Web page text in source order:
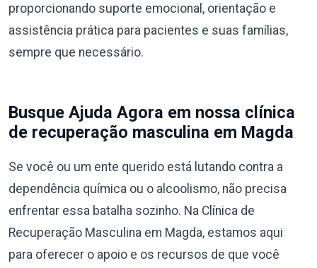
proporcionando suporte emocional, orientação e
assistência prática para pacientes e suas famílias,
sempre que necessário.
Busque Ajuda Agora em nossa clínica
de recuperação masculina em Magda
Se você ou um ente querido está lutando contra a
dependência química ou o alcoolismo, não precisa
enfrentar essa batalha sozinho. Na Clínica de
Recuperação Masculina em Magda, estamos aqui
para oferecer o apoio e os recursos de que você